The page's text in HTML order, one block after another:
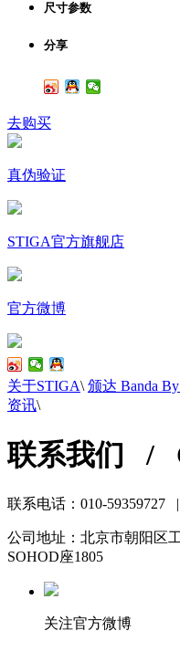
尺寸参数
分享
去购买
真伪验证
STIGA官方旗舰店
官方微博
关于STIGA\ 颁达 Banda By
资讯\
联系我们 /
联系电话：010-59359727
公司地址：北京市朝阳区
SOHOD座1805
关注官方微博